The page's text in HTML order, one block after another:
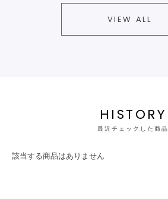
VIEW ALL
HISTORY
最近チェックした商品
該当する商品はありません